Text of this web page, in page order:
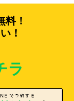
料！
！
ラ